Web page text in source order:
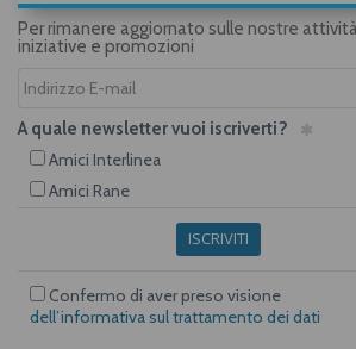
Per rimanere aggiornato sulle nostre attività,
iniziative e promozioni
A quale newsletter vuoi iscriverti?
Amici Interlinea
Amici Rane
ISCRIVITI
Confermo di aver preso visione
dell’informativa sul trattamento dei dati